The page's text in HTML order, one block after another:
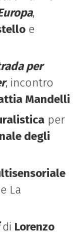
,
e
per
, incontro
Mandelli
per
degli
La
Lorenzo